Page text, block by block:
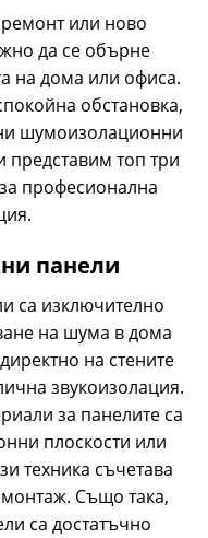
или ново
да се обърне
на дома или офиса.
обстановка,
шумоизолационни
представим топ три
професионална
панели
са изключително
на шума в дома
на стените
звукоизолация.
за панелите са
плоскости или
техника съчетава
монтаж. Също така,
са достатъчно